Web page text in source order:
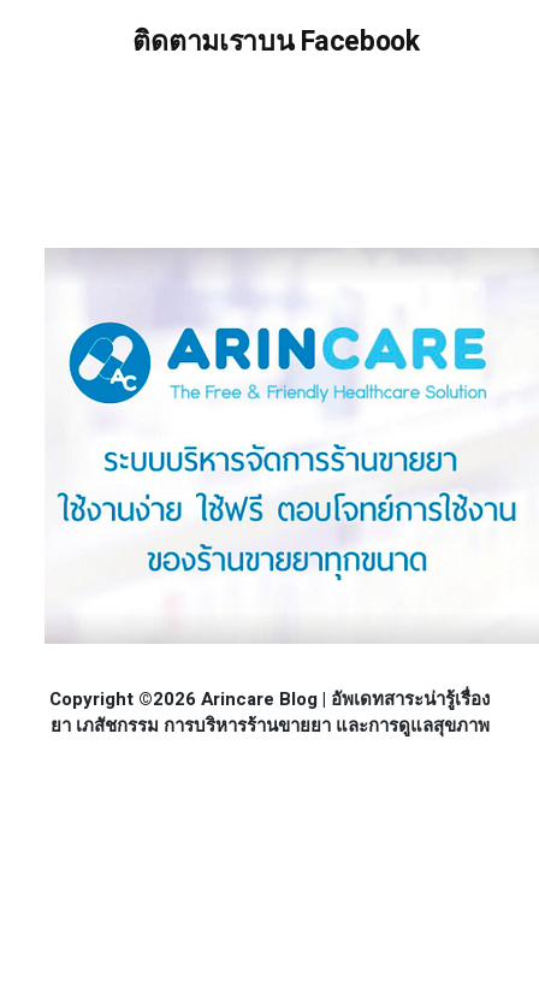
ติดตามเราบน Facebook
Copyright ©2026 Arincare Blog | อัพเดทสาระน่ารู้เรื่อง
ยา เภสัชกรรม การบริหารร้านขายยา และการดูแลสุขภาพ